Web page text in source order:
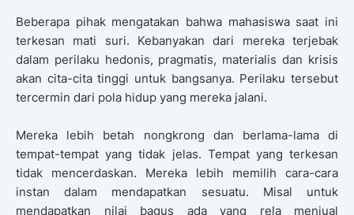
Beberapa pihak mengatakan bahwa mahasiswa saat ini
terkesan mati suri. Kebanyakan dari mereka terjebak
dalam perilaku hedonis, pragmatis, materialis dan krisis
akan cita-cita tinggi untuk bangsanya. Perilaku tersebut
tercermin dari pola hidup yang mereka jalani.
Mereka lebih betah nongkrong dan berlama-lama di
tempat-tempat yang tidak jelas. Tempat yang terkesan
tidak mencerdaskan. Mereka lebih memilih cara-cara
instan dalam mendapatkan sesuatu. Misal untuk
mendapatkan nilai bagus ada yang rela menjual